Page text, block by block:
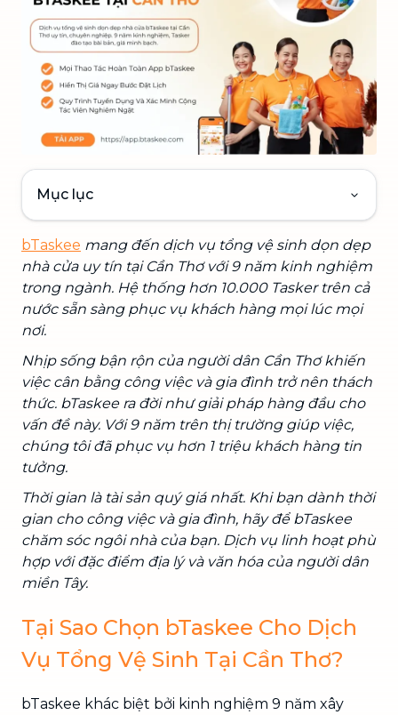
Mục lục
bTaskee mang đến dịch vụ tổng vệ sinh dọn dẹp
nhà cửa uy tín tại Cần Thơ với 9 năm kinh nghiệm
trong ngành. Hệ thống hơn 10.000 Tasker trên cả
nước sẵn sàng phục vụ khách hàng mọi lúc mọi
nơi.
Nhịp sống bận rộn của người dân Cần Thơ khiến
việc cân bằng công việc và gia đình trở nên thách
thức. bTaskee ra đời như giải pháp hàng đầu cho
vấn đề này. Với 9 năm trên thị trường giúp việc,
chúng tôi đã phục vụ hơn 1 triệu khách hàng tin
tưởng.
Thời gian là tài sản quý giá nhất. Khi bạn dành thời
gian cho công việc và gia đình, hãy để bTaskee
chăm sóc ngôi nhà của bạn. Dịch vụ linh hoạt phù
hợp với đặc điểm địa lý và văn hóa của người dân
miền Tây.
Tại Sao Chọn bTaskee Cho Dịch
Vụ Tổng Vệ Sinh Tại Cần Thơ?
bTaskee khác biệt bởi kinh nghiệm 9 năm xây